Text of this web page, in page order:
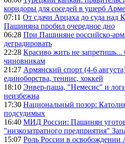
коридоры для соседей в ущерб
07:11 От сдачи Арцаха до суда над
Пашиняна пробил очередное дно
06:28 При Пашиняне российско-
деградировать
22:28 Красиво жить не
чиновникам
21:27 Армянский спорт (4-6
единоборства, теннис, хоккей
18:10 Энвер-паша, "Немесис" и
неизбежна
17:30 Национальный позор:
подсудимых
16:40 МИД России: Пашинян
"низкозатратного предприятия"
15:07 Роль России в